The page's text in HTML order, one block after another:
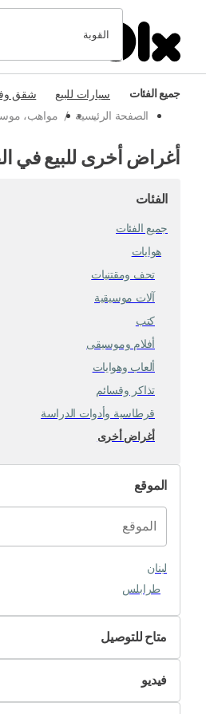
القوبة
جميع الفئات سيارات للبيع شقق
الصفحة الرئيسية / مواهب،
أغراض أخرى للبيع في
الفئات
جميع الفئات
هوايات
تحف ومقتنيات
آلات موسيقية
كتب
أفلام وموسيقى
ألعاب وهوايات
تذاكر وقسائم
قرطاسية وأدوات الدراسة
أغراض أخرى
الموقع
لبنان
طرابلس
متاح للتوصيل
لا
نعمفيديو
غير متوفر